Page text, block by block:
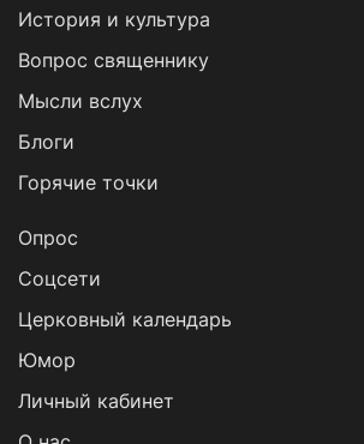
История и культура
Вопрос священнику
Мысли вслух
Блоги
Горячие точки
Опрос
Cоцсети
Церковный календарь
Юмор
Личный кабинет